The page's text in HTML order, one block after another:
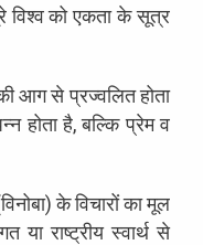
विश्व को एकता के सूत्र
आग से प्रज्वलित होता
होता है, बल्कि प्रेम व
के विचारों का मूल
या राष्ट्रीय स्वार्थ से